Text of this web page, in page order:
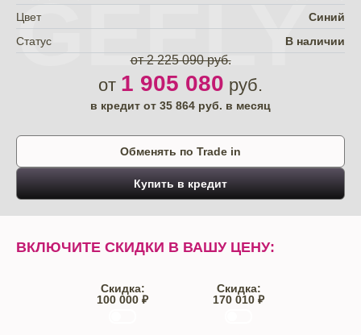
GEELY
Цвет
Синий
Статус
В наличии
от 2 225 090 руб.
от 1 905 080 руб.
в кредит от 35 864 руб. в месяц
Обменять по Trade in
Купить в кредит
ВКЛЮЧИТЕ СКИДКИ В ВАШУ ЦЕНУ:
Скидка:
100 000 ₽
Скидка:
170 010 ₽